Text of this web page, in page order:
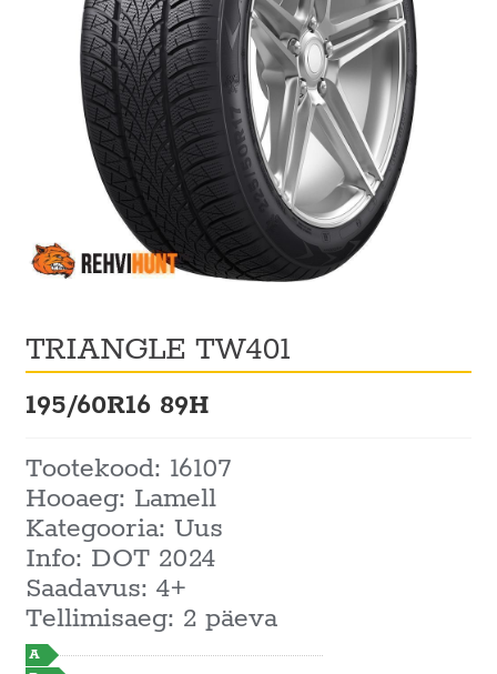
TRIANGLE TW401
195/60R16 89H
Tootekood: 16107
Hooaeg: Lamell
Kategooria: Uus
Info: DOT 2024
Saadavus: 4+
Tellimisaeg: 2 päeva
A